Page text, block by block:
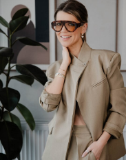
Maandag -
10u30 - 18u00